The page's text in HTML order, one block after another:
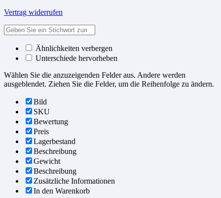
Vertrag widerrufen
Ähnlichkeiten verbergen
Unterschiede hervorheben
Wählen Sie die anzuzeigenden Felder aus. Andere werden
ausgeblendet. Ziehen Sie die Felder, um die Reihenfolge zu ändern.
Bild
SKU
Bewertung
Preis
Lagerbestand
Beschreibung
Gewicht
Beschreibung
Zusätzliche Informationen
In den Warenkorb